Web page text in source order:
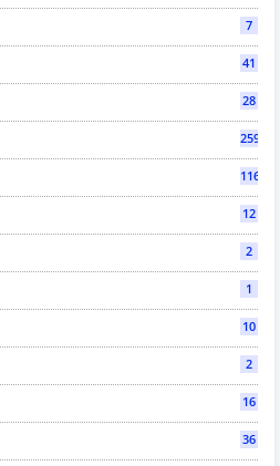
7
41
28
2595
116
12
2
1
10
2
16
36